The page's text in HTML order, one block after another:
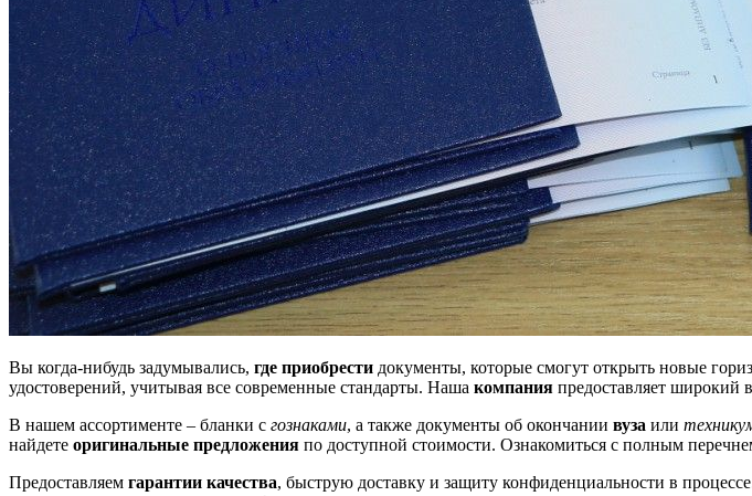
Вы когда-нибудь задумывались, где приобрести документы, которые смогут открыть новые
удостоверений, учитывая все современные стандарты. Наша компания предоставляет широкий
В нашем ассортименте – бланки с гознаками, а также документы об окончании вуза или
найдете оригинальные предложения по доступной стоимости. Ознакомиться с полным
Предоставляем гарантии качества, быструю доставку и защиту конфиденциальности в